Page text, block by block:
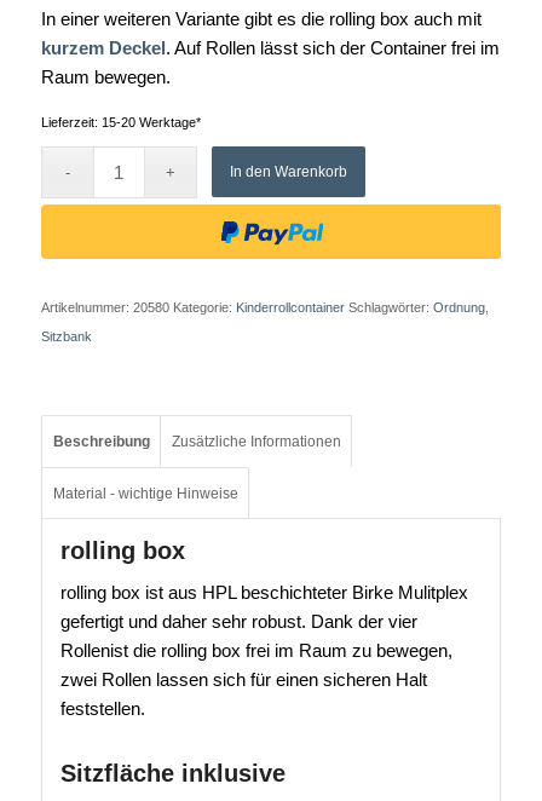
In einer weiteren Variante gibt es die rolling box auch mit
kurzem Deckel. Auf Rollen lässt sich der Container frei im
Raum bewegen.
Lieferzeit: 15-20 Werktage*
Kinderrollcontainer
XXL
box
Menge
In den Warenkorb
Artikelnummer: 20580 Kategorie: Kinderrollcontainer Schlagwörter: Ordnung,
Sitzbank
Beschreibung Zusätzliche Informationen
Material - wichtige Hinweise
rolling box
rolling box ist aus HPL beschichteter Birke Mulitplex
gefertigt und daher sehr robust. Dank der vier
Rollenist die rolling box frei im Raum zu bewegen,
zwei Rollen lassen sich für einen sicheren Halt
feststellen.
Sitzfläche inklusive